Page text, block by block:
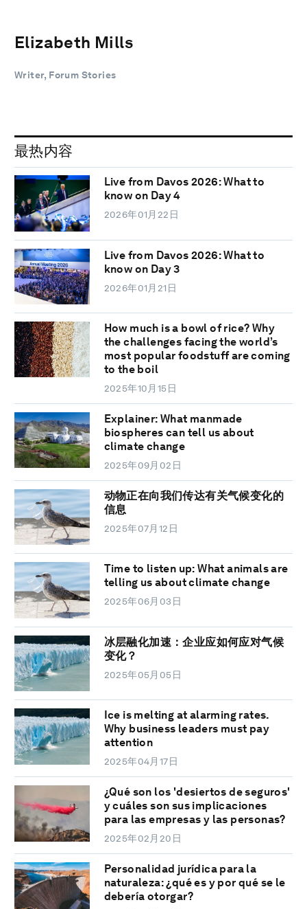
Elizabeth Mills
Writer, Forum Stories
最热内容
Live from Davos 2026: What to
know on Day 4
2026年01月22日
Live from Davos 2026: What to
know on Day 3
2026年01月21日
How much is a bowl of rice? Why
the challenges facing the world’s
most popular foodstuff are coming
to the boil
2025年10月15日
Explainer: What manmade
biospheres can tell us about
climate change
2025年09月02日
动物正在向我们传达有关气候变化的
信息
2025年07月12日
Time to listen up: What animals are
telling us about climate change
2025年06月03日
冰层融化加速：企业应如何应对气候
变化？
2025年05月05日
Ice is melting at alarming rates.
Why business leaders must pay
attention
2025年04月17日
¿Qué son los 'desiertos de seguros'
y cuáles son sus implicaciones
para las empresas y las personas?
2025年02月20日
Personalidad jurídica para la
naturaleza: ¿qué es y por qué se le
debería otorgar?